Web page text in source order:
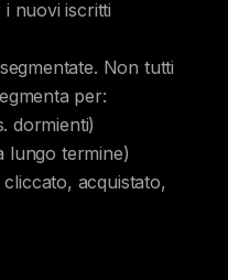
nuovi iscritti
Non tutti
per:
dormienti)
lungo termine)
acquistato,